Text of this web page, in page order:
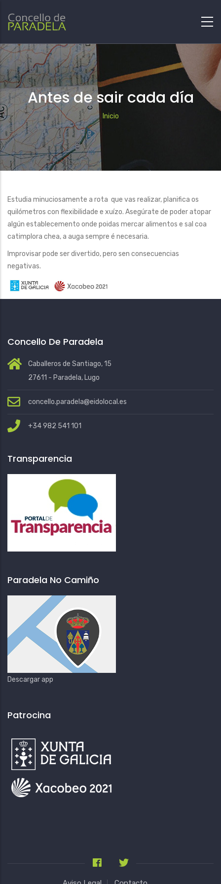
Antes de sair cada día
Breadcrumb
Inicio
Estudia minuciosamente a rota que vas realizar, planifica os
quilómetros con flexibilidade e xuízo. Asegúrate de poder atopar
algún establecemento onde poidas mercar alimentos e sal coa
catimplora chea, a auga sempre é necesaria.
Improvisar pode ser divertido, pero sen consecuencias
negativas.
Concello De Paradela
Caballeros de Santiago, 15
27611 - Paradela, Lugo
concello.paradela@eidolocal.es
+34 982 541 101
Transparencia
Paradela No Camiño
Descargar app
Patrocina